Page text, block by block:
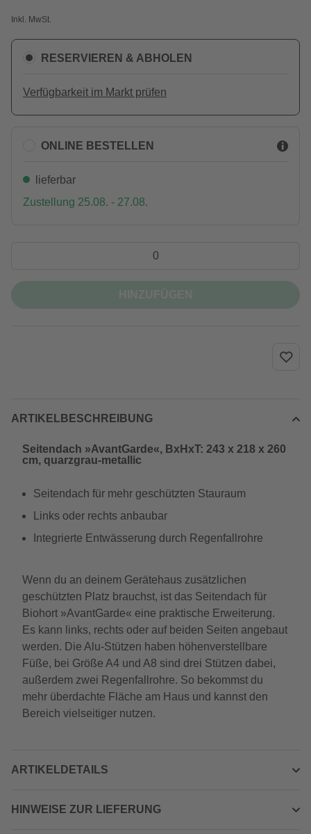
Inkl. MwSt.
RESERVIEREN & ABHOLEN
Verfügbarkeit im Markt prüfen
ONLINE BESTELLEN
lieferbar
Zustellung 25.08. - 27.08.
ARTIKELBESCHREIBUNG
Seitendach »AvantGarde«, BxHxT: 243 x 218 x 260
cm, quarzgrau-metallic
Seitendach für mehr geschützten Stauraum
Links oder rechts anbaubar
Integrierte Entwässerung durch Regenfallrohre
Wenn du an deinem Gerätehaus zusätzlichen
geschützten Platz brauchst, ist das Seitendach für
Biohort »AvantGarde« eine praktische Erweiterung.
Es kann links, rechts oder auf beiden Seiten angebaut
werden. Die Alu-Stützen haben höhenverstellbare
Füße, bei Größe A4 und A8 sind drei Stützen dabei,
außerdem zwei Regenfallrohre. So bekommst du
mehr überdachte Fläche am Haus und kannst den
Bereich vielseitiger nutzen.
ARTIKELDETAILS
HINWEISE ZUR LIEFERUNG